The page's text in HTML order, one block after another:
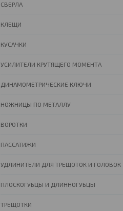
СВЕРЛА
КЛЕЩИ
КУСАЧКИ
УСИЛИТЕЛИ КРУТЯЩЕГО МОМЕНТА
ДИНАМОМЕТРИЧЕСКИЕ КЛЮЧИ
НОЖНИЦЫ ПО МЕТАЛЛУ
ВОРОТКИ
ПАССАТИЖИ
УДЛИНИТЕЛИ ДЛЯ ТРЕЩОТОК И ГОЛОВОК
ПЛОСКОГУБЦЫ И ДЛИННОГУБЦЫ
ТРЕЩОТКИ